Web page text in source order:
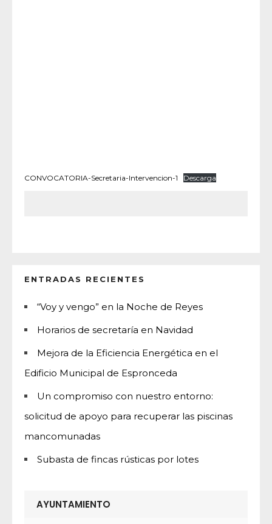
CONVOCATORIA-Secretaria-Intervencion-1 Descarga
ENTRADAS RECIENTES
“Voy y vengo” en la Noche de Reyes
Horarios de secretaría en Navidad
Mejora de la Eficiencia Energética en el
Edificio Municipal de Espronceda
Un compromiso con nuestro entorno:
solicitud de apoyo para recuperar las piscinas
mancomunadas
Subasta de fincas rústicas por lotes
AYUNTAMIENTO